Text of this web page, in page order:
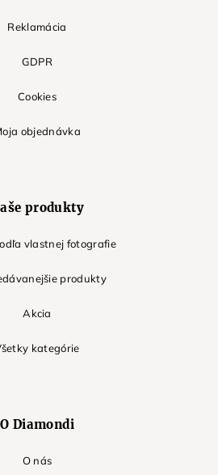
Reklamácia
GDPR
Cookies
objednávka
produkty
vlastnej fotografie
produkty
Akcia
kategórie
O Diamondi
O nás